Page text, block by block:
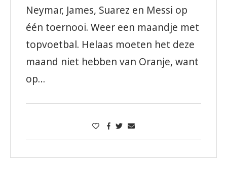
Neymar, James, Suarez en Messi op
één toernooi. Weer een maandje met
topvoetbal. Helaas moeten het deze
maand niet hebben van Oranje, want
op…